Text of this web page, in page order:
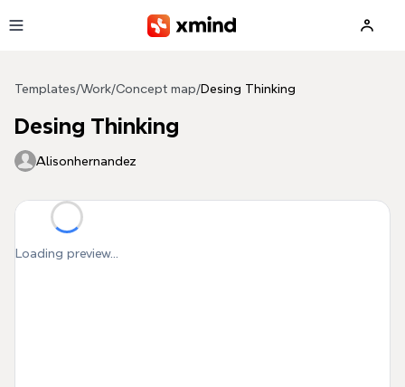
Templates/Work/Concept map/Desing Thinking
Desing Thinking
Alisonhernandez
Loading preview...